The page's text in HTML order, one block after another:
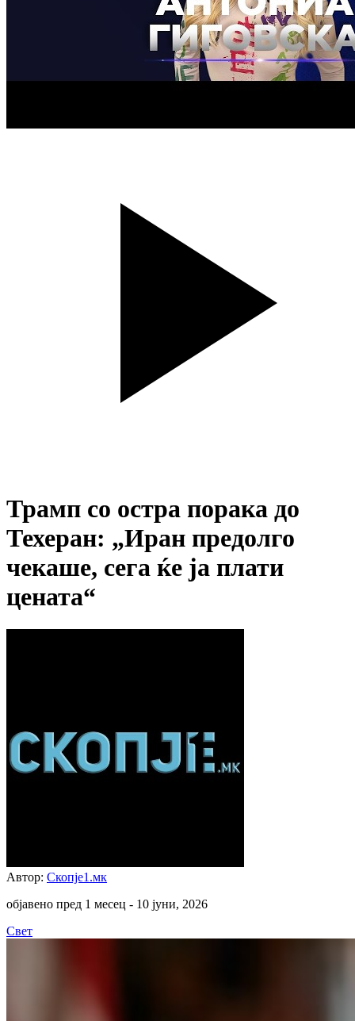
Трамп со остра порака до
Техеран: „Иран предолго
чекаше, сега ќе ја плати
цената“
Автор: Скопје1.мк
објавено пред 1 месец - 10 јуни, 2026
Свет